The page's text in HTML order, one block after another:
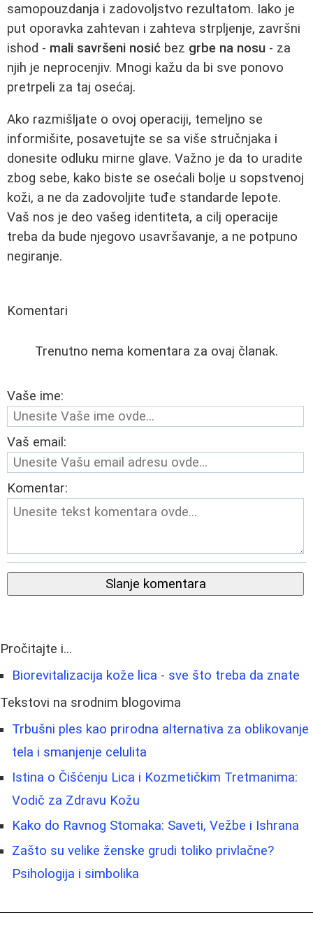
samopouzdanja i zadovoljstvo rezultatom. Iako je
put oporavka zahtevan i zahteva strpljenje, završni
ishod - mali savršeni nosić bez grbe na nosu - za
njih je neprocenjiv. Mnogi kažu da bi sve ponovo
pretrpeli za taj osećaj.
Ako razmišljate o ovoj operaciji, temeljno se
informišite, posavetujte se sa više stručnjaka i
donesite odluku mirne glave. Važno je da to uradite
zbog sebe, kako biste se osećali bolje u sopstvenoj
koži, a ne da zadovoljite tuđe standarde lepote.
Vaš nos je deo vašeg identiteta, a cilj operacije
treba da bude njegovo usavršavanje, a ne potpuno
negiranje.
Komentari
Trenutno nema komentara za ovaj članak.
Vaše ime:
Vaš email:
Komentar:
Slanje komentara
Pročitajte i...
Biorevitalizacija kože lica - sve što treba da znate
Tekstovi na srodnim blogovima
Trbušni ples kao prirodna alternativa za oblikovanje
tela i smanjenje celulita
Istina o Čišćenju Lica i Kozmetičkim Tretmanima:
Vodič za Zdravu Kožu
Kako do Ravnog Stomaka: Saveti, Vežbe i Ishrana
Zašto su velike ženske grudi toliko privlačne?
Psihologija i simbolika